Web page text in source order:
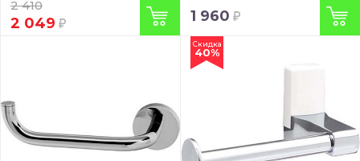
2 410
2 049 1 960
Скидка
40%